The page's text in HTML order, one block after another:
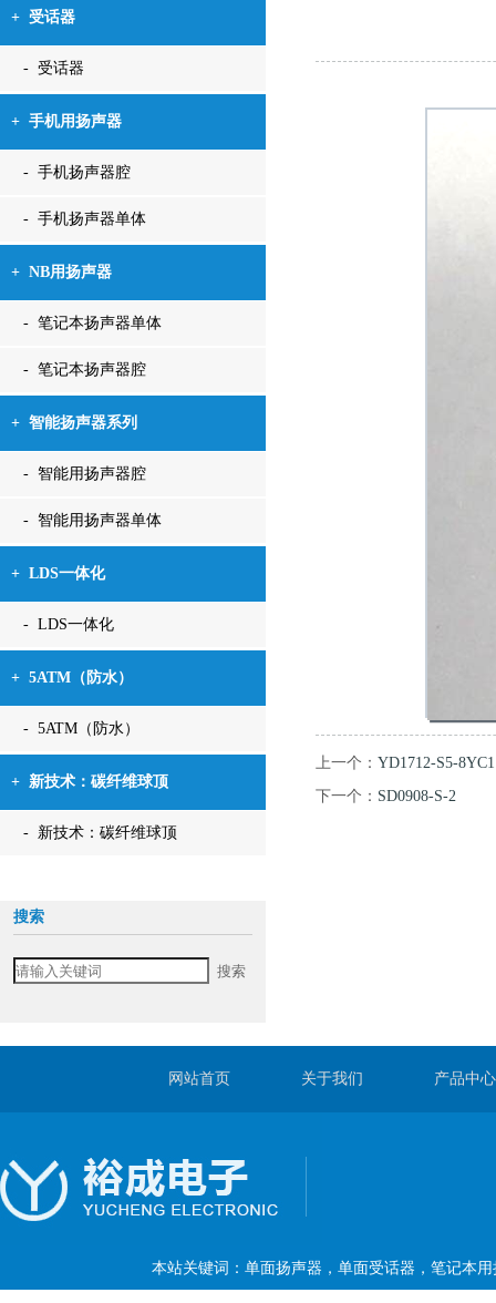
+ 受话器
- 受话器
+ 手机用扬声器
- 手机扬声器腔
- 手机扬声器单体
+ NB用扬声器
- 笔记本扬声器单体
- 笔记本扬声器腔
+ 智能扬声器系列
- 智能用扬声器腔
- 智能用扬声器单体
+ LDS一体化
- LDS一体化
+ 5ATM（防水）
- 5ATM（防水）
+ 新技术：碳纤维球顶
- 新技术：碳纤维球顶
搜索
上一个： YD1712-S5-8YC1
下一个： SD0908-S-2
网站首页 关于我们 产品中心
本站关键词：单面扬声器，单面受话器，笔记本